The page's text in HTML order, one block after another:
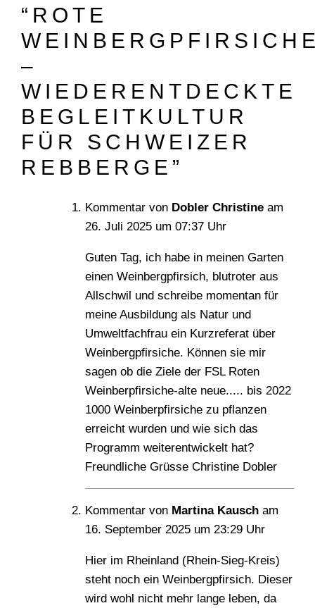
“ ROTE
–
WIEDERENTDECKTE
BEGLEITKULTUR
FÜR SCHWEIZER
REBBERGE ”
Kommentar von Dobler Christine am
26. Juli 2025 um 07:37 Uhr
Guten Tag, ich habe in meinen Garten
einen Weinbergpfirsich, blutroter aus
Allschwil und schreibe momentan für
meine Ausbildung als Natur und
Umweltfachfrau ein Kurzreferat über
Weinbergpfirsiche. Können sie mir
sagen ob die Ziele der FSL Roten
Weinberpfirsiche-alte neue..... bis 2022
1000 Weinberpfirsiche zu pflanzen
erreicht wurden und wie sich das
Programm weiterentwickelt hat?
Freundliche Grüsse Christine Dobler
Kommentar von Martina Kausch am
16. September 2025 um 23:29 Uhr
Hier im Rheinland (Rhein-Sieg-Kreis)
steht noch ein Weinbergpfirsich. Dieser
wird wohl nicht mehr lange leben, da